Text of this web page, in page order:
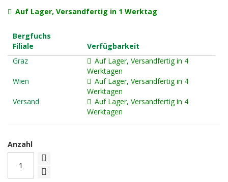
Auf Lager, Versandfertig in 1 Werktag
Bergfuchs
Filiale
Verfügbarkeit
Graz
Auf Lager, Versandfertig in 4
Werktagen
Wien
Auf Lager, Versandfertig in 4
Werktagen
Versand
Auf Lager, Versandfertig in 4
Werktagen
Anzahl